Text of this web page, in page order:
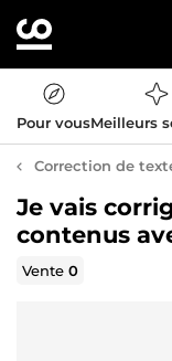
Pour vousMeilleurs
Correction de
Je vais
contenus
Vente0